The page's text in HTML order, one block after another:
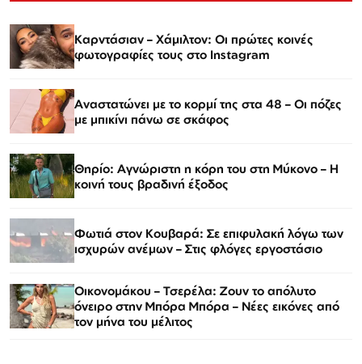
Καρντάσιαν – Χάμιλτον: Οι πρώτες κοινές
φωτογραφίες τους στο Instagram
Αναστατώνει με το κορμί της στα 48 – Οι πόζες
με μπικίνι πάνω σε σκάφος
Θηρίο: Αγνώριστη η κόρη του στη Μύκονο – Η
κοινή τους βραδινή έξοδος
Φωτιά στον Κουβαρά: Σε επιφυλακή λόγω των
ισχυρών ανέμων – Στις φλόγες εργοστάσιο
Οικονομάκου – Τσερέλα: Ζουν το απόλυτο
όνειρο στην Μπόρα Μπόρα – Νέες εικόνες από
τον μήνα του μέλιτος